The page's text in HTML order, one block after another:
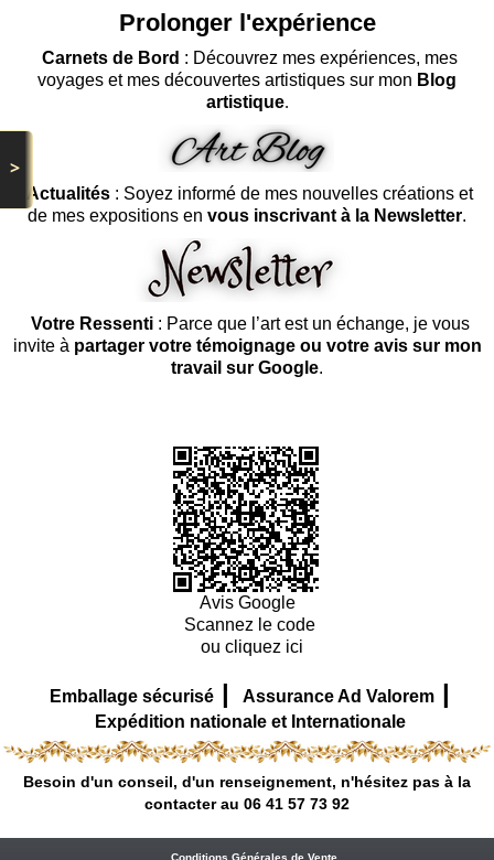
>
Prolonger l'expérience
Carnets de Bord : Découvrez mes expériences, mes
voyages et mes découvertes artistiques sur mon Blog
artistique.
Actualités : Soyez informé de mes nouvelles créations et
de mes expositions en vous inscrivant à la Newsletter.
Votre Ressenti: Parce que l’art est un échange, je vous
invite à partager votre témoignage ou votre avis sur mon
travail sur Google.
Avis Google
Scannez le code
ou cliquez ici
Emballage sécurisé | Assurance Ad Valorem |
Expédition nationale et Internationale
Besoin d'un conseil, d'un renseignement, n'hésitez pas à la
contacter au 06 41 57 73 92
Conditions Générales de Vente